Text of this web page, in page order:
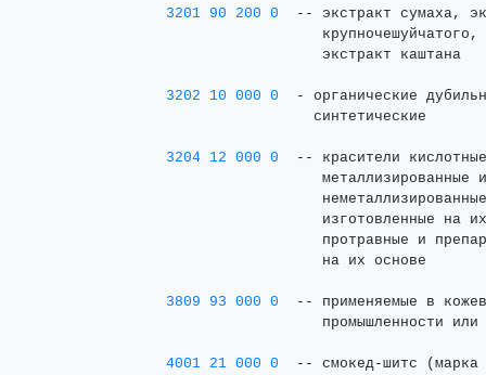
3201 90 200 0
-- экстракт сумаха,
крупночешуйчатого,
                   экстракт каштана
3202 10 000 0
- органические
                  синтетические
3204 12 000 0
-- красители
металлизированные
изготовленные на
протравные и
                   на их основе
3809 93 000 0
-- применяемые в
промышленности или
4001 21 000 0
-- смокед-шитс (марка